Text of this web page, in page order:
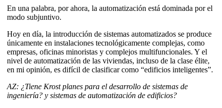
En una palabra, por ahora, la automatización está dominada por el
modo subjuntivo.
Hoy en día, la introducción de sistemas automatizados se produce
únicamente en instalaciones tecnológicamente complejas, como
empresas, oficinas minoristas y complejos multifuncionales. Y el
nivel de automatización de las viviendas, incluso de la clase élite,
en mi opinión, es difícil de clasificar como “edificios inteligentes”.
AZ: ¿Tiene Krost planes para el desarrollo de sistemas de
ingeniería? y sistemas de automatización de edificios?